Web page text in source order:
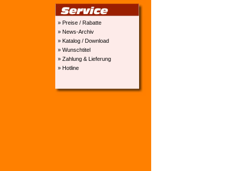
» Preise / Rabatte
» News-Archiv
» Katalog / Download
» Wunschtitel
» Zahlung & Lieferung
» Hotline